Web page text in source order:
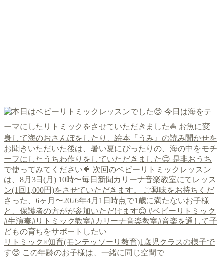
リトミック×知育(モンテッソーリ教育)1歳児クラスの様子で
す😊 この年齢のお子様は、一緒に同じ空間で